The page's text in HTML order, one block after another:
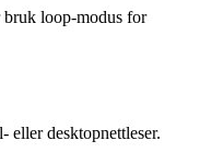
loop-modus for
eller desktopnettleser.